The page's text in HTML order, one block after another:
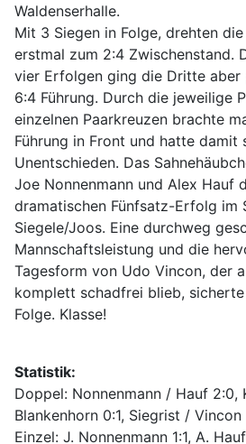
Waldenserhalle.
Mit 3 Siegen in Folge, drehten
erstmal zum 2:4 Zwischenstand.
vier Erfolgen ging die Dritte aber
6:4 Führung. Durch die jeweilige
einzelnen Paarkreuzen brachte
Führung in Front und hatte damit
Unentschieden. Das
Joe Nonnenmann und Alex Hauf
dramatischen Fünfsatz-Erfolg im
Siegele/Joos. Eine durchweg
Mannschaftsleistung und die
Tagesform von Udo Vincon, der
komplett schadfrei blieb,
Folge. Klasse!
Statistik:
Doppel: Nonnenmann / Hauf 2:0,
Blankenhorn 0:1, Siegrist / Vincon
Einzel: J. Nonnenmann 1:1, A.